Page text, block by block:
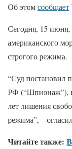
Об этомсообщает
Сегодня, 15
американского
строгого режима.
“Суд постановил
РФ (“Шпионаж”),
лет лишения
режима”, –
Читайте также: